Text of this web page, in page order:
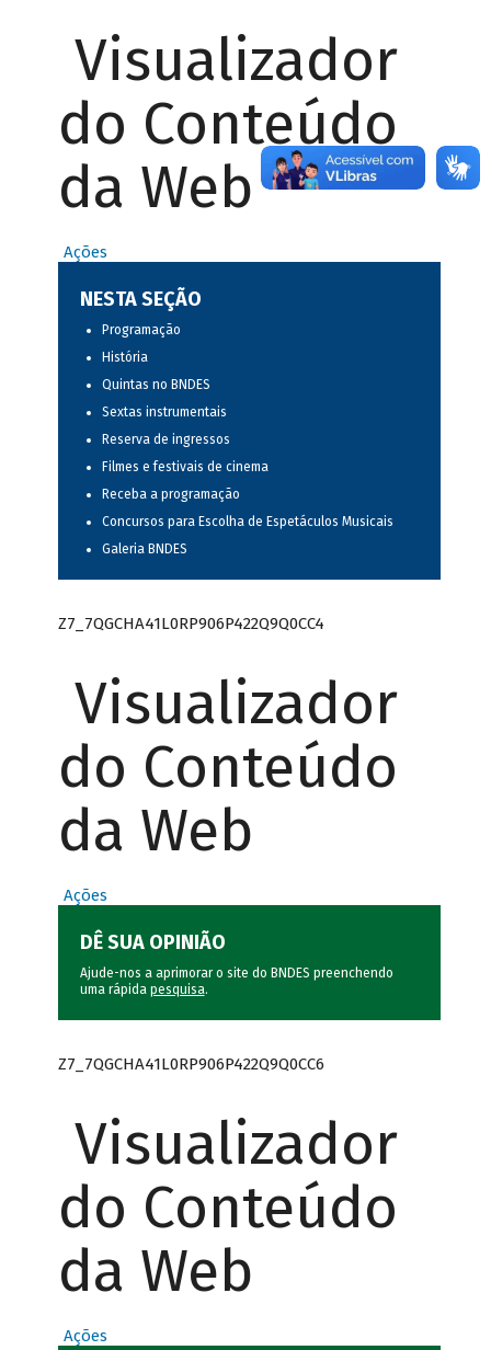
Visualizador
do Conteúdo
da Web
Ações
NESTA SEÇÃO
Programação
História
Quintas no BNDES
Sextas instrumentais
Reserva de ingressos
Filmes e festivais de cinema
Receba a programação
Concursos para Escolha de Espetáculos Musicais
Galeria BNDES
Z7_7QGCHA41L0RP906P422Q9Q0CC4
Visualizador
do Conteúdo
da Web
Ações
DÊ SUA OPINIÃO
Ajude-nos a aprimorar o site do BNDES preenchendo
uma rápida pesquisa.
Z7_7QGCHA41L0RP906P422Q9Q0CC6
Visualizador
do Conteúdo
da Web
Ações